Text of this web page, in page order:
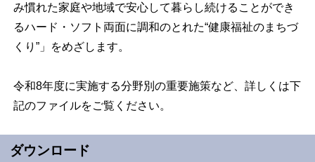
み慣れた家庭や地域で安心して暮らし続けることができ
るハード・ソフト両面に調和のとれた“健康福祉のまちづ
くり”」をめざします。
令和8年度に実施する分野別の重要施策など、詳しくは下
記のファイルをご覧ください。
ダウンロード